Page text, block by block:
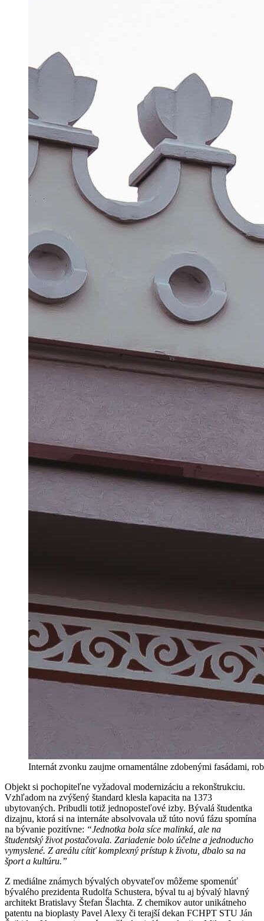
Internát zvonku zaujme ornamentálne zdobenými fasádami,
Objekt si pochopiteľne vyžadoval modernizáciu a rekonštrukciu.
Vzhľadom na zvýšený štandard klesla kapacita na 1373
ubytovaných. Pribudli totiž jednoposteľové izby. Bývalá študentka
dizajnu, ktorá si na internáte absolvovala už túto novú fázu spomína
na bývanie pozitívne: “Jednotka bola síce malinká, ale na
študentský život postačovala. Zariadenie bolo účelne a jednoducho
vymyslené. Z areálu cítiť komplexný prístup k životu, dbalo sa na
šport a kultúru.”
Z mediálne známych bývalých obyvateľov môžeme spomenúť
bývalého prezidenta Rudolfa Schustera, býval tu aj bývalý hlavný
architekt Bratislavy Štefan Šlachta. Z chemikov autor unikátneho
patentu na bioplasty Pavel Alexy či terajší dekan FCHPT STU Ján